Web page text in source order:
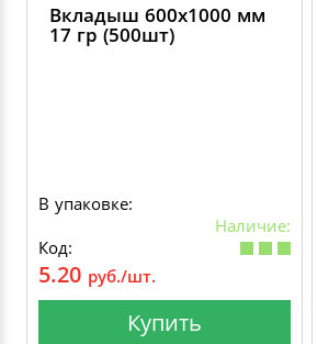
Вкладыш 600х1000 мм
17 гр (500шт)
В упаковке:
Наличие:
Код:
5.20 руб./шт.
Купить